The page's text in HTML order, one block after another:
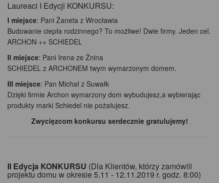
Laureaci I Edycji KONKURSU:
I miejsce: Pani Żaneta z Wrocławia
Budowanie ciepła rodzinnego? To możliwe! Dwie firmy. Jeden cel.
ARCHON ++ SCHIEDEL
II miejsce: Pani Irena ze Żnina
SCHIEDEL z ARCHONEM twym wymarzonym domem.
III miejsce: Pan Michał z Suwałk
Dzięki firmie Archon wymarzony dom wybudujesz,a wybierając
produkty marki Schiedel nie pożałujesz.
Zwycięzcom konkursu serdecznie gratulujemy!
II Edycja KONKURSU (Dla Klientów, którzy zamówili
projektu domu w okresie 5.11 - 12.11.2019 r. godz. 8:00)